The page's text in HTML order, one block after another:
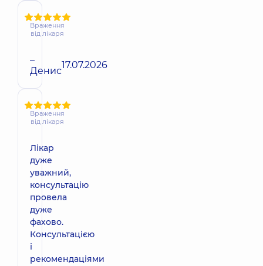
Враження
від лікаря
–
Денис17.07.2026
Враження
від лікаря
Лікар
дуже
уважний,
консультацію
провела
дуже
фахово.
Консультацією
і
рекомендаціями